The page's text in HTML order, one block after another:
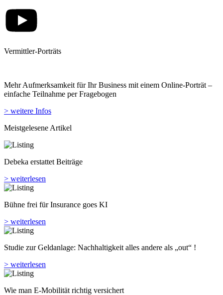
Vermittler-Porträts
Mehr Aufmerksamkeit für Ihr Business mit einem Online-Porträt –
einfache Teilnahme per Fragebogen
> weitere Infos
Meistgelesene Artikel
Debeka erstattet Beiträge
> weiterlesen
Bühne frei für Insurance goes KI
> weiterlesen
Studie zur Geldanlage: Nachhaltigkeit alles andere als „out“ !
> weiterlesen
Wie man E-Mobilität richtig versichert